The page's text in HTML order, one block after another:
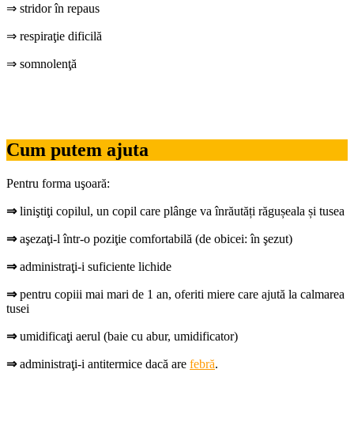
⇒ stridor în repaus
⇒ respiraţie dificilă
⇒ somnolenţă
Cum putem ajuta
Pentru forma uşoară:
⇒liniştiţi copilul, un copil care plânge va înrăutăți răgușeala și tusea
⇒aşezaţi-l într-o poziţie comfortabilă (de obicei: în şezut)
⇒administraţi-i suficiente lichide
⇒pentru copiii mai mari de 1 an, oferiti miere care ajută la calmarea
tusei
⇒umidificaţi aerul (baie cu abur, umidificator)
⇒administraţi-i antitermice dacă are febră.